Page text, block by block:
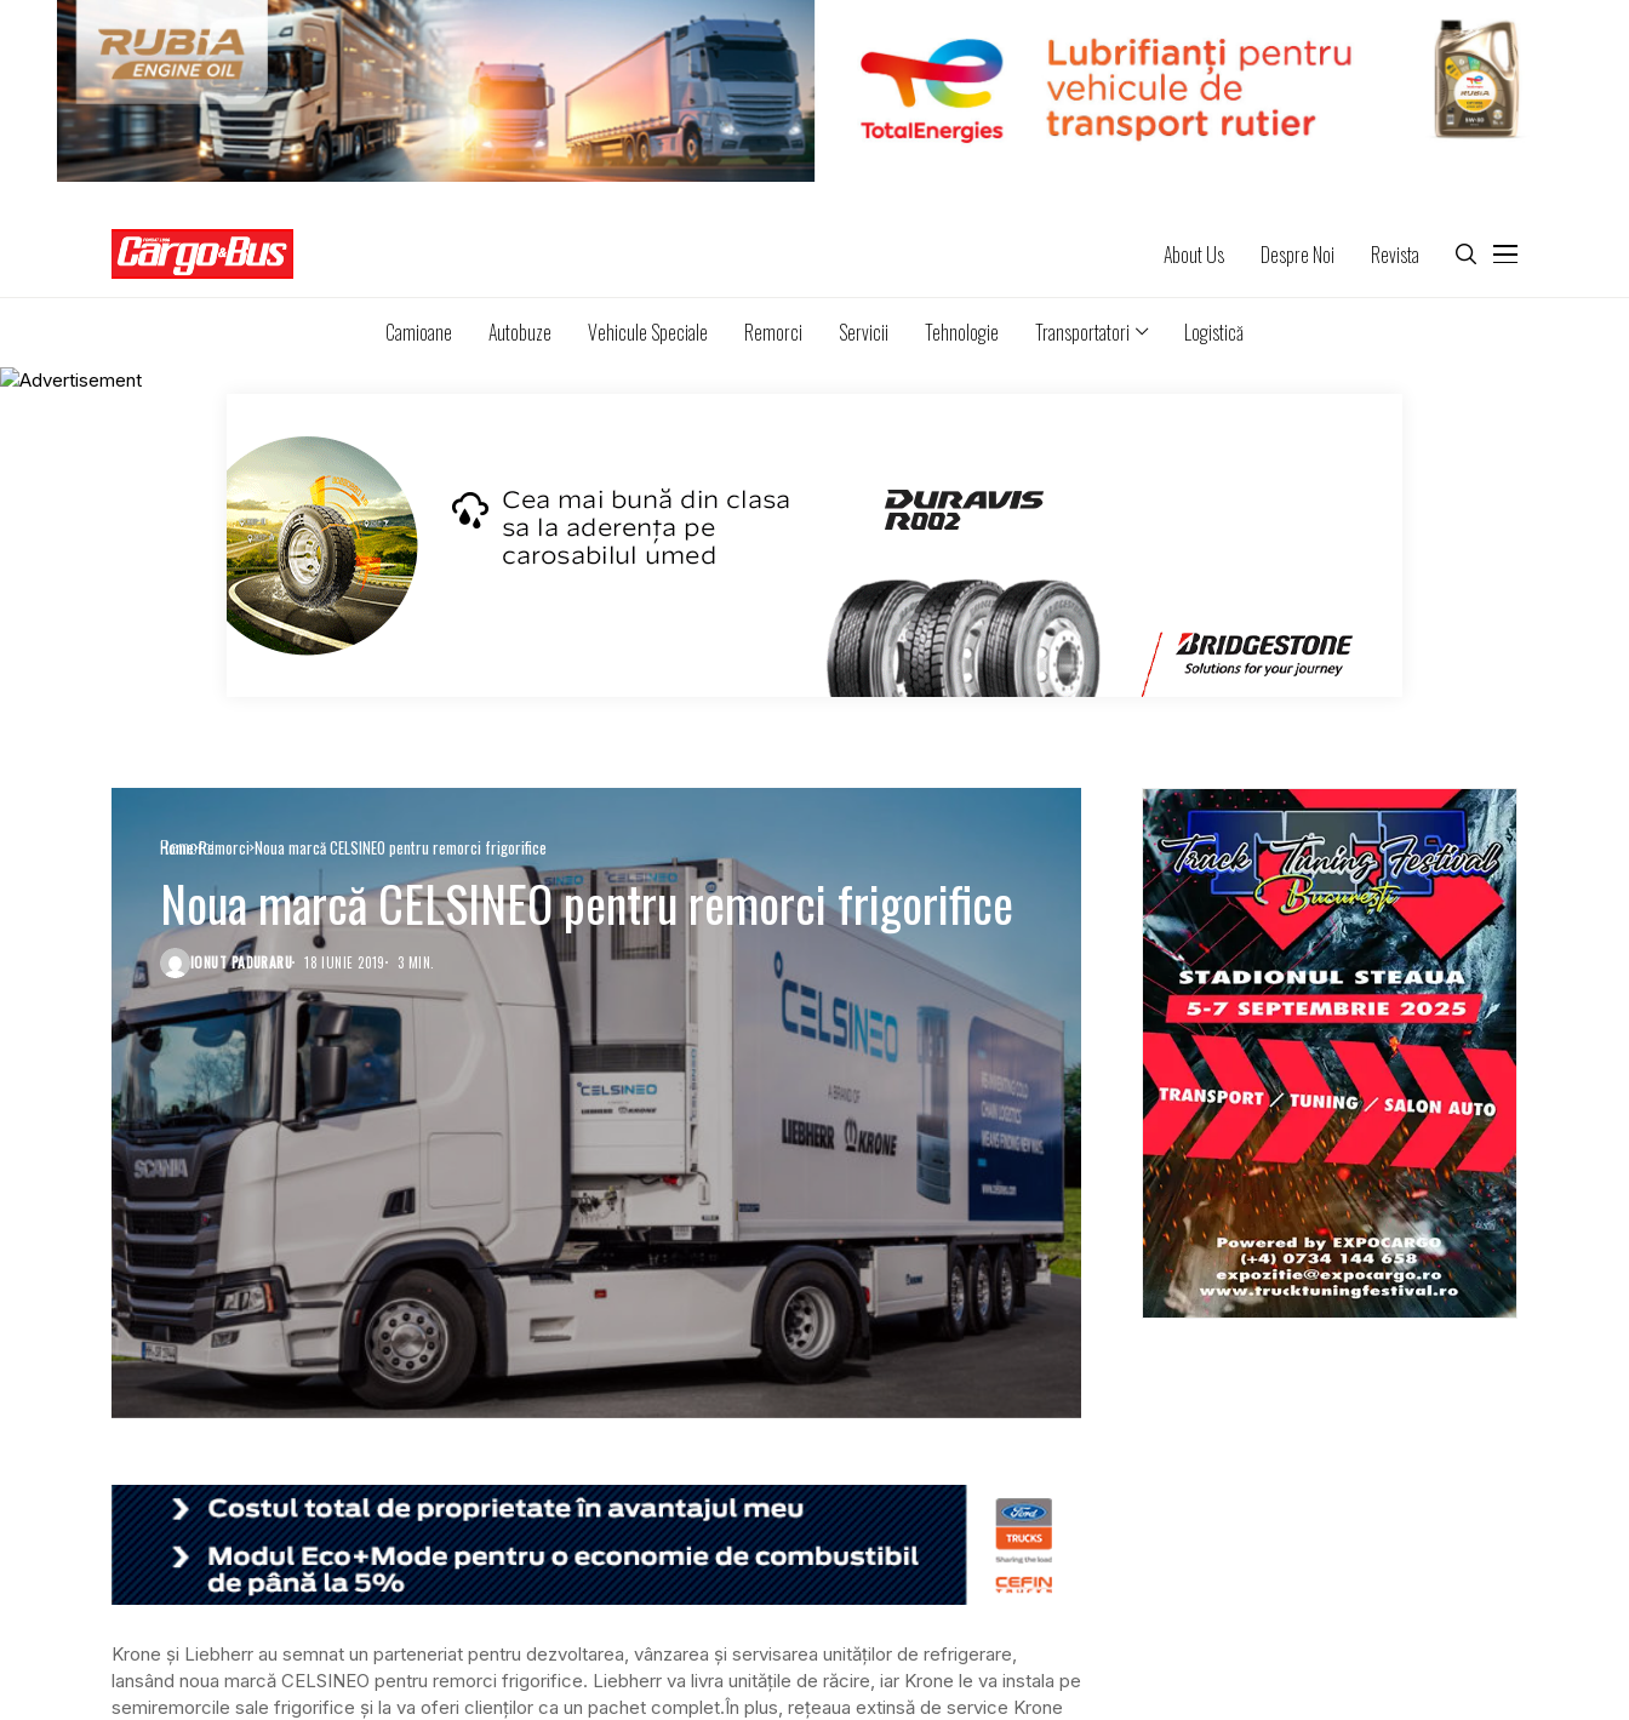
About Us Despre Noi Revista
Camioane Autobuze Vehicule Speciale Remorci Servicii Tehnologie Transportatori Logistică
Home Remorci Noua marcă CELSINEO pentru remorci frigorifice
Remorci
Noua marcă CELSINEO pentru remorci frigorifice
IONUT PADURARU 18 IUNIE 2019 3 MIN.
Krone și Liebherr au semnat un parteneriat pentru dezvoltarea, vânzarea și servisarea unităților de refrigerare,
lansând noua marcă CELSINEO pentru remorci frigorifice. Liebherr va livra unitățile de răcire, iar Krone le va instala pe
semiremorcile sale frigorifice și la va oferi clienților ca un pachet complet.În plus, rețeaua extinsă de service Krone